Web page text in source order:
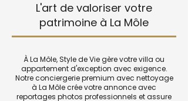
L'art de valoriser votre
patrimoine à La Môle
À La Môle, Style de Vie gère votre villa ou
appartement d'exception avec exigence.
Notre conciergerie premium avec nettoyage
à La Môle crée votre annonce avec
reportages photos professionnels et assure